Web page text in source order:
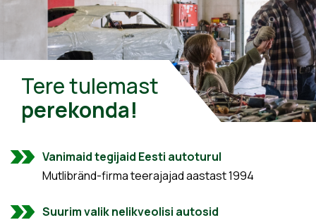
Tere tulemast
perekonda!
Vanimaid tegijaid Eesti autoturul
Mutlibränd-firma teerajajad aastast 1994
Suurim valik nelikveolisi autosid